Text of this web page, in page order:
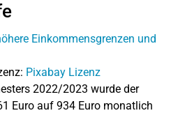
Pixabay Lizenz
2022/2023 wurde der
Euro auf 934 Euro monatlich